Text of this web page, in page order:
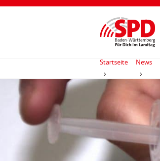
Startseite News